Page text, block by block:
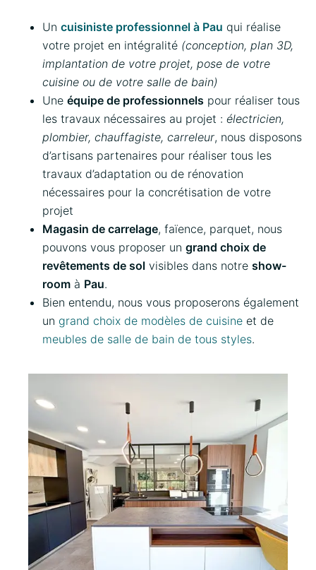
Un cuisiniste professionnel à Pau qui réalise
votre projet en intégralité (conception, plan 3D,
implantation de votre projet, pose de votre
cuisine ou de votre salle de bain)
Une équipe de professionnels pour réaliser tous
les travaux nécessaires au projet : électricien,
plombier, chauffagiste, carreleur, nous disposons
d’artisans partenaires pour réaliser tous les
travaux d’adaptation ou de rénovation
nécessaires pour la concrétisation de votre
projet
Magasin de carrelage, faïence, parquet, nous
pouvons vous proposer un grand choix de
revêtements de sol visibles dans notre show-
room à Pau.
Bien entendu, nous vous proposerons également
un grand choix de modèles de cuisine et de
meubles de salle de bain de tous styles.